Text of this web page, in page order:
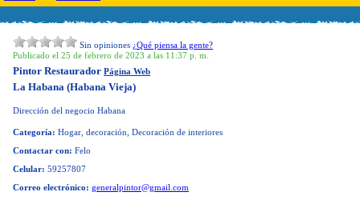
Sin opiniones ¿Qué piensa la gente?
Publicado el 25 de febrero de 2023 a las 11:37 p. m.
Pintor Restaurador Página Web
La Habana (Habana Vieja)
Dirección del negocio Habana
Categoría: Hogar, decoración, Decoración de interiores
Contactar con: Felo
Celular: 59257807
Correo electrónico: generalpintor@gmail.com